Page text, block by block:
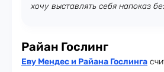
хочу выставлять себя напоказ
Райан Гослинг
Еву Мендес и Райана Гослинга